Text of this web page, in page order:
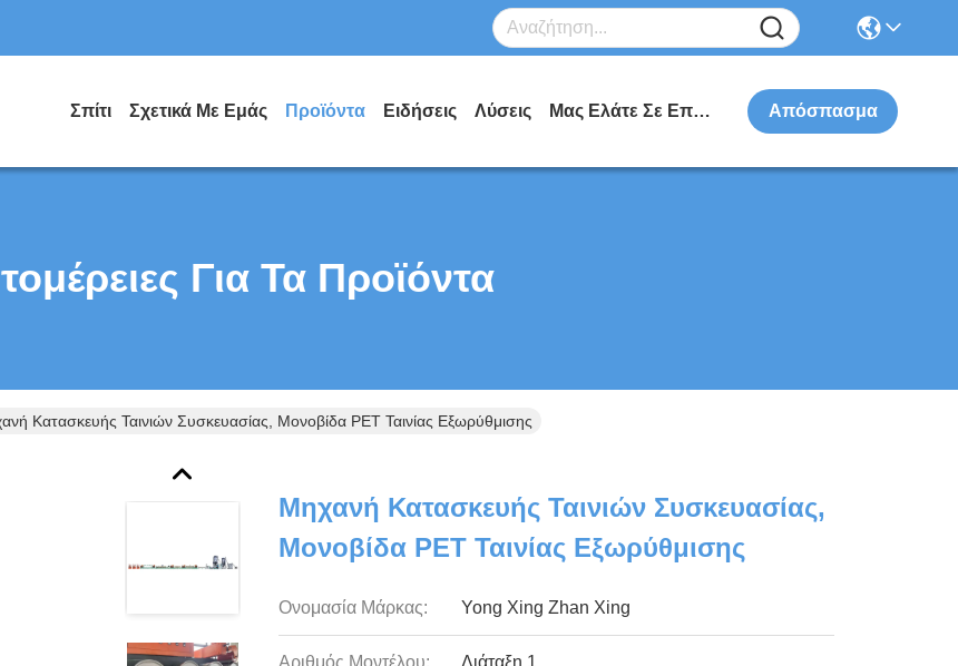
Σπίτι Σχετικά Με Εμάς Προϊόντα Ειδήσεις Λύσεις Μας Ελάτε Σε Επαφή Με Απόσπασμα
Για Τα Προϊόντα
Κατασκευής Ταινιών Συσκευασίας, Μονοβίδα PET Ταινίας Εξωρύθμισης
Μηχανή Κατασκευής Ταινιών Συσκευασίας,
Μονοβίδα PET Ταινίας Εξωρύθμισης
Ονομασία Μάρκας: Yong Xing Zhan Xing
Αριθμός Μοντέλου: Διάταξη 1